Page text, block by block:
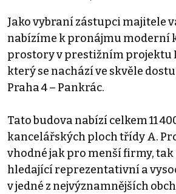
Jako vybraní zástupci majitele
nabízíme k pronájmu moderní
prostory v prestižním projektu
který se nachází ve skvěle
Praha 4 – Pankrác.
Tato budova nabízí celkem 11
kancelářských ploch třídy A.
vhodné jak pro menší firmy,
hledající reprezentativní a
v jedné z nejvýznamnějších